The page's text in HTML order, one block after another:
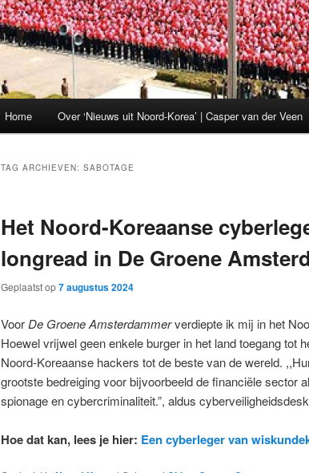
Home Over ‘Nieuws uit Noord-Korea’ | Casper van der Veen
TAG ARCHIEVEN: SABOTAGE
Het Noord-Koreaanse
longread in De Groene
Geplaatst op7 augustus 2024
Voor De Groene Amsterdammerverdiepte ik mij in het
Hoewel vrijwel geen enkele burger in het land toegang tot
Noord-Koreaanse hackers tot de beste van de wereld.
grootste bedreiging voor bijvoorbeeld de financiële sector
spionage en cybercriminaliteit.”, aldus
Hoe dat kan, lees je hier: Een cyberleger van